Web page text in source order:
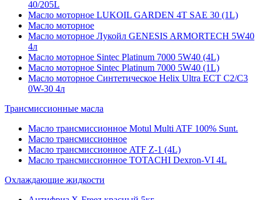
40/205L
Масло моторное LUKOIL GARDEN 4Т SAE 30 (1L)
Масло моторное
Масло моторное Лукойл GENESIS ARMORTECH 5W40
4л
Масло моторное Sintec Platinum 7000 5W40 (4L)
Масло моторное Sintec Platinum 7000 5W40 (1L)
Масло моторное Синтетическое Helix Ultra ECT C2/C3
0W-30 4л
Трансмиссионные масла
Масло трансмиссионное Motul Multi ATF 100% Sunt.
Масло трансмиссионное
Масло трансмиссионное ATF Z-1 (4L)
Масло трансмиссионное TOTACHI Dexron-VI 4L
Охлаждающие жидкости